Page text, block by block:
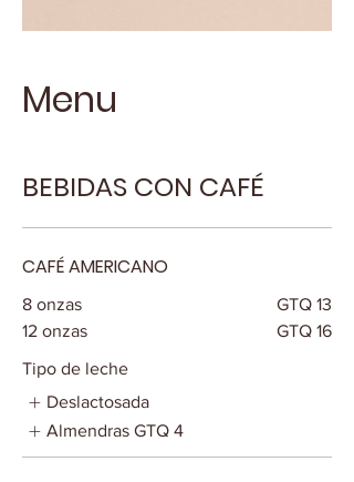
Menu
BEBIDAS CON CAFÉ
CAFÉ AMERICANO
8 onzas
GTQ 13
12 onzas
GTQ 16
Tipo de leche
Deslactosada
Almendras GTQ 4